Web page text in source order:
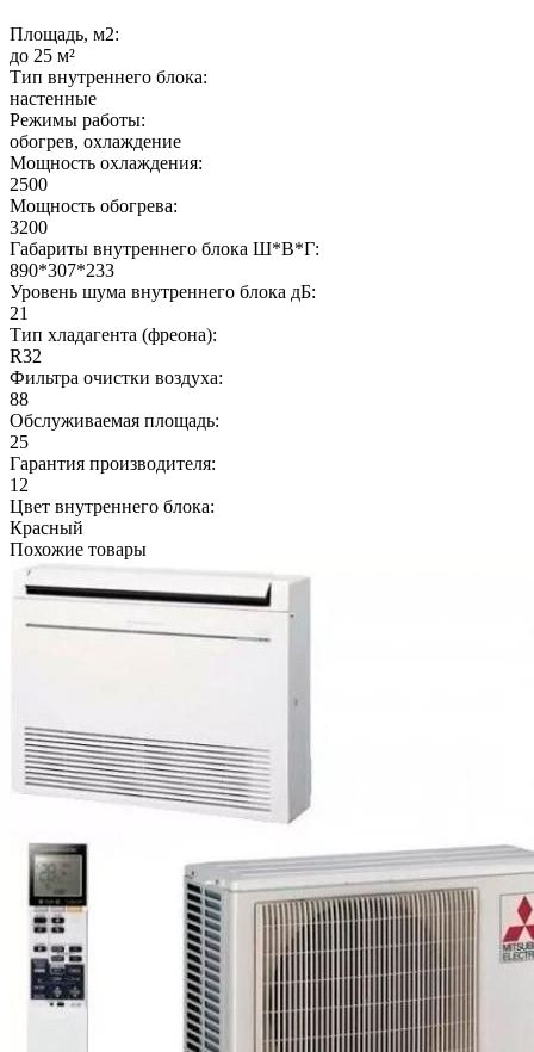
Площадь, м2:
до 25 м²
Тип внутреннего блока:
настенные
Режимы работы:
обогрев, охлаждение
Мощность охлаждения:
2500
Мощность обогрева:
3200
Габариты внутреннего блока Ш*В*Г:
890*307*233
Уровень шума внутреннего блока дБ:
21
Тип хладагента (фреона):
R32
Фильтра очистки воздуха:
88
Обслуживаемая площадь:
25
Гарантия производителя:
12
Цвет внутреннего блока:
Красный
Похожие товары